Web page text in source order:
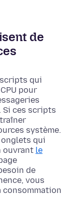
de
qui
pour
Si ces scripts
système.
onglets qui
ouvrant le
de
vous
consommation